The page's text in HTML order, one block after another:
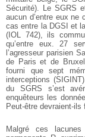
Sécurité). Le SGRS
aucun d’entre eux
cas entre la DGSI et
(IOL 742), ils
qu’entre eux. 27
l’agresseur parisien
de Paris et de
fourni que sept
interceptions
du SGRS s’est
enquêteurs les
Peut-être devraient-ils
Malgré ces